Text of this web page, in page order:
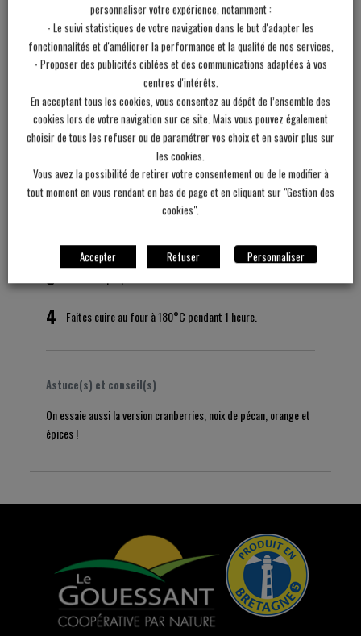
75 gnoix
50 g cranberries
Les étapes
1
Dans un récipient, mélangez les oeufs, l"huile, la cannelle,
les sucres, la farine ainsi que la levure.
2
Une fois la pâte lisse, incorporez les pommes pelées et
coupées en morceaux. Ajoutez ensuite les noix concassées
3
4 Faites cuire au four à 180°C pendant 1 heure.
Astuce(s) et conseil(s)
On essaie aussi la version cranberries, noix de pécan, orange et
épices !
personnaliser votre expérience, notamment :
- Le suivi statistiques de votre navigation dans le but d'adapter les
fonctionnalités et d'améliorer la performance et la qualité de nos services,
- Proposer des publicités ciblées et des communications adaptées à vos
centres d'intérêts.
En acceptant tous les cookies, vous consentez au dépôt de l’ensemble des
cookies lors de votre navigation sur ce site. Mais vous pouvez également
choisir de tous les refuser ou de paramétrer vos choix et en savoir plus sur
les cookies.
Vous avez la possibilité de retirer votre consentement ou de le modifier à
tout moment en vous rendant en bas de page et en cliquant sur "Gestion des
cookies".
Accepter Refuser Personnaliser